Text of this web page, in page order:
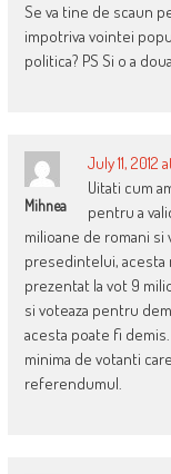
Se va tine de scaun
impotriva vointei
politica? PS Si o a
Mihnea
July 11, 2012
Uitati cum
pentru a
milioane de romani
presedintelui,
prezentat la vot 9
si voteaza pentru
acesta poate fi
minima de votanti
referendumul.